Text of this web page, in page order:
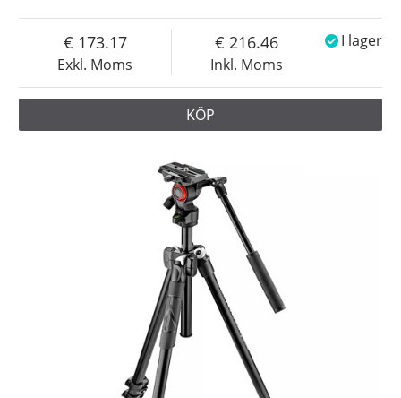
Exkl. Moms
173.17
Inkl. Moms
216.46 I lager
KÖP